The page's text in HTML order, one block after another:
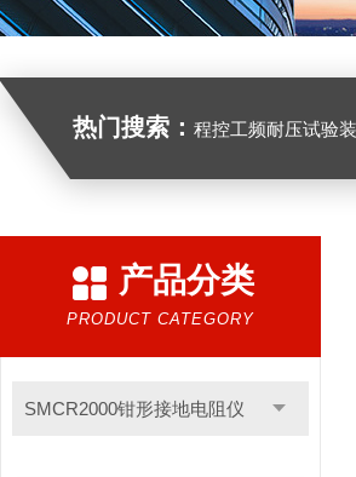
热门搜索： 程控工频耐压试验装置、智能工频耐压试验装置、工频
产品分类
PRODUCT CATEGORY
SMCR2000钳形接地电阻仪